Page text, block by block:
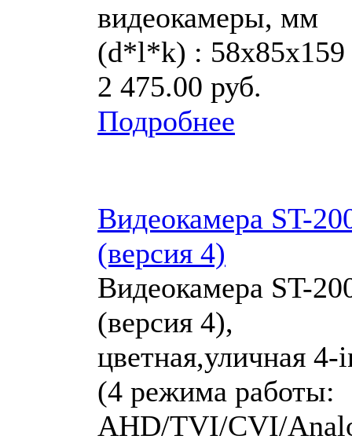
видеокамеры, мм
(d*l*k) : 58х85х159
2 475.00 руб.
Подробнее
Видеокамера ST-
(версия 4)
Видеокамера ST-
(версия 4),
цветная,уличная 4-
(4 режима работы:
AHD/TVI/CVI/